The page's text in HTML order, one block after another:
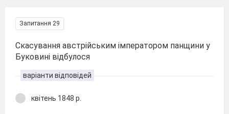
Запитання 29
Скасування австрійським імператором панщини у
Буковині відбулося
варіанти відповідей
квітень 1848 р.